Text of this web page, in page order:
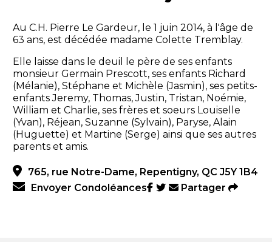
Au C.H. Pierre Le Gardeur, le 1 juin 2014, à l'âge de
63 ans, est décédée madame Colette Tremblay.
Elle laisse dans le deuil le père de ses enfants
monsieur Germain Prescott, ses enfants Richard
(Mélanie), Stéphane et Michèle (Jasmin), ses petits-
enfants Jeremy, Thomas, Justin, Tristan, Noémie,
William et Charlie, ses frères et soeurs Louiselle
(Yvan), Réjean, Suzanne (Sylvain), Paryse, Alain
(Huguette) et Martine (Serge) ainsi que ses autres
parents et amis.
765, rue Notre-Dame, Repentigny, QC J5Y 1B4
Envoyer Condoléances
Partager